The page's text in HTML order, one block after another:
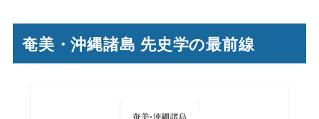
奄美・沖縄諸島 先史学の最前線